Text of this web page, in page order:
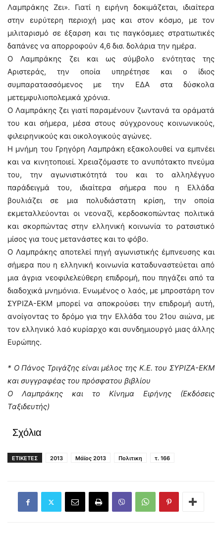
Λαμπράκης Ζει». Γιατί η ειρήνη δοκιμάζεται, ιδιαίτερα
στην ευρύτερη περιοχή μας και στον κόσμο, με τον
μιλιταρισμό σε έξαρση και τις παγκόσμιες στρατιωτικές
δαπάνες να απορροφούν 4,6 δισ. δολάρια την ημέρα.
Ο Λαμπράκης ζει και ως σύμβολο ενότητας της
Αριστεράς, την οποία υπηρέτησε και ο ίδιος
συμπαρατασσόμενος με την ΕΔΑ στα δύσκολα
μετεμφυλιοπολεμικά χρόνια.
Ο Λαμπράκης ζει γιατί παραμένουν ζωντανά τα οράματά
του και σήμερα, μέσα στους σύγχρονους κοινωνικούς,
φιλειρηνικούς και οικολογικούς αγώνες.
Η μνήμη του Γρηγόρη Λαμπράκη εξακολουθεί να εμπνέει
και να κινητοποιεί. Χρειαζόμαστε το ανυπότακτο πνεύμα
του, την αγωνιστικότητά του και το αλληλέγγυο
παράδειγμά του, ιδιαίτερα σήμερα που η Ελλάδα
βουλιάζει σε μια πολυδιάστατη κρίση, την οποία
εκμεταλλεύονται οι νεοναζί, κερδοσκοπώντας πολιτικά
και σκορπώντας στην ελληνική κοινωνία το ρατσιστικό
μίσος για τους μετανάστες και το φόβο.
Ο Λαμπράκης αποτελεί πηγή αγωνιστικής έμπνευσης και
σήμερα που η ελληνική κοινωνία καταδυναστεύεται από
μια άγρια νεοφιλελεύθερη επιδρομή, που πηγάζει από τα
διαδοχικά μνημόνια. Ενωμένος ο λαός, με μπροστάρη τον
ΣΥΡΙΖΑ-ΕΚΜ μπορεί να αποκρούσει την επιδρομή αυτή,
ανοίγοντας το δρόμο για την Ελλάδα του 21ου αιώνα, με
τον ελληνικό λαό κυρίαρχο και συνδημιουργό μιας άλλης
Ευρώπης.
* Ο Πάνος Τριγάζης είναι μέλος της Κ.Ε. του ΣΥΡΙΖΑ-ΕΚΜ
και συγγραφέας του πρόσφατου βιβλίου
Ο Λαμπράκης και το Κίνημα Ειρήνης (Εκδόσεις
Ταξιδευτής)
Σχόλια
ΕΤΙΚΕΤΕΣ 2013 Μάϊος 2013 Πολιτικη τ. 166